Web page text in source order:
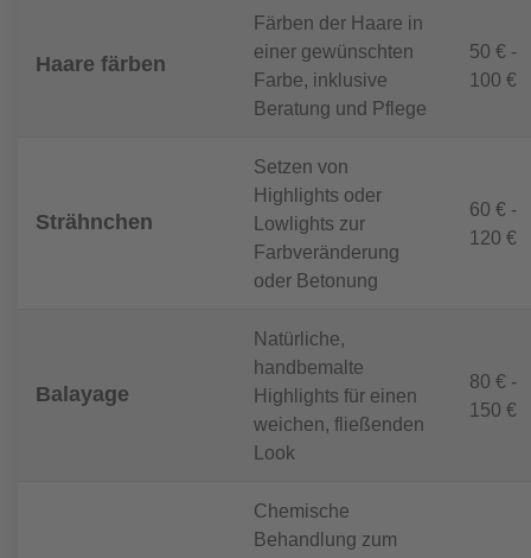
Haare färben
Färben der Haare in
einer gewünschten
Farbe, inklusive
Beratung und Pflege
50 € -
100 €
Strähnchen
Setzen von
Highlights oder
Lowlights zur
Farbveränderung
oder Betonung
60 € -
120 €
Balayage
Natürliche,
handbemalte
Highlights für einen
weichen, fließenden
Look
80 € -
150 €
Chemische
Behandlung zum